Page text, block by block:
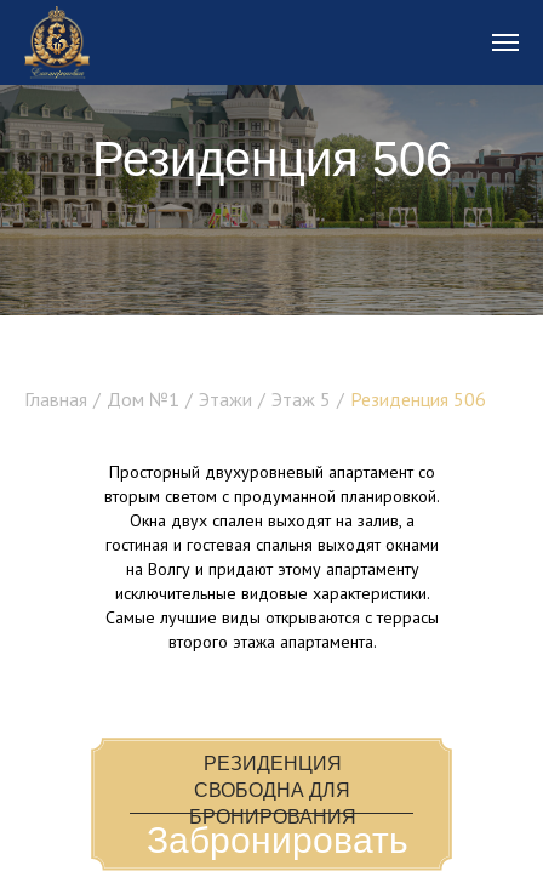
Резиденция 506
Главная / Дом №1 / Этажи / Этаж 5 / Резиденция 506
Резиденция 1
Просторный двухуровневый апартамент со
вторым светом с продуманной планировкой.
Окна двух спален выходят на залив, а
гостиная и гостевая спальня выходят окнами
на Волгу и придают этому апартаменту
исключительные видовые характеристики.
Самые лучшие виды открываются с террасы
второго этажа апартамента.
РЕЗИДЕНЦИЯ
СВОБОДНА ДЛЯ
БРОНИРОВАНИЯ
Забронировать